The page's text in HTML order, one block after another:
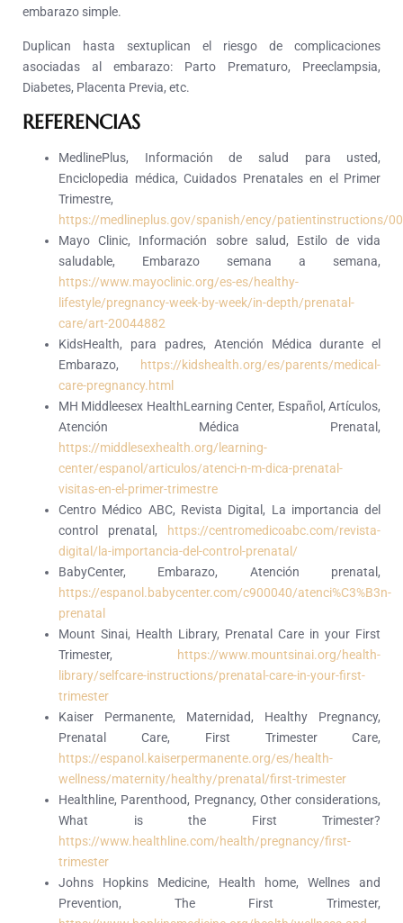
embarazo simple.
Duplican hasta sextuplican el riesgo de complicaciones
asociadas al embarazo: Parto Prematuro, Preeclampsia,
Diabetes, Placenta Previa, etc.
REFERENCIAS
MedlinePlus, Información de salud para usted,
Enciclopedia médica, Cuidados Prenatales en el Primer
Trimestre,
https://medlineplus.gov/spanish/ency/patientinstructions/
Mayo Clinic, Información sobre salud, Estilo de vida
saludable, Embarazo semana a semana,
https://www.mayoclinic.org/es-es/healthy-
lifestyle/pregnancy-week-by-week/in-depth/prenatal-
care/art-20044882
KidsHealth, para padres, Atención Médica durante el
Embarazo,
https://kidshealth.org/es/parents/medical-
care-pregnancy.html
MH Middleesex HealthLearning Center, Español, Artículos,
Atención Médica Prenatal,
https://middlesexhealth.org/learning-
center/espanol/articulos/atenci-n-m-dica-prenatal-
visitas-en-el-primer-trimestre
Centro Médico ABC, Revista Digital, La importancia del
control prenatal,
https://centromedicoabc.com/revista-
digital/la-importancia-del-control-prenatal/
BabyCenter, Embarazo, Atención prenatal,
https://espanol.babycenter.com/c900040/atenci%C3%B3n-
prenatal
Mount Sinai, Health Library, Prenatal Care in your First
Trimester,
https://www.mountsinai.org/health-
library/selfcare-instructions/prenatal-care-in-your-first-
trimester
Kaiser Permanente, Maternidad, Healthy Pregnancy,
Prenatal Care, First Trimester Care,
https://espanol.kaiserpermanente.org/es/health-
wellness/maternity/healthy/prenatal/first-trimester
Healthline, Parenthood, Pregnancy, Other considerations,
What is the First Trimester?
https://www.healthline.com/health/pregnancy/first-
trimester
Johns Hopkins Medicine, Health home, Wellnes and
Prevention, The First Trimester,